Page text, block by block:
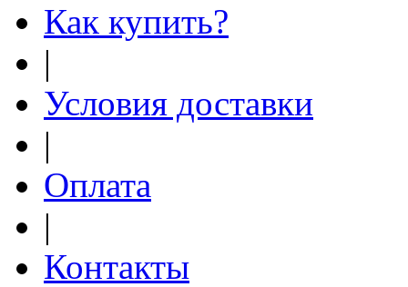
Как купить?
|
Условия доставки
|
Оплата
|
Контакты